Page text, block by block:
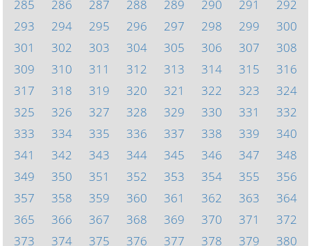
285
286 287 288 289 290 291
292
293
294 295 296 297 298 299
300
301
302 303 304 305 306 307
308
309
310 311 312 313 314 315
316
317
318 319 320 321 322 323
324
325
326 327 328 329 330 331
332
333
334 335 336 337 338 339
340
341
342 343 344 345 346 347
348
349
350 351 352 353 354 355
356
357
358 359 360 361 362 363
364
365
366 367 368 369 370 371
372
373
374 375 376 377 378 379 380